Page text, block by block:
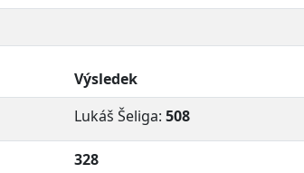
Výsledek
Lukáš Šeliga: 508
328